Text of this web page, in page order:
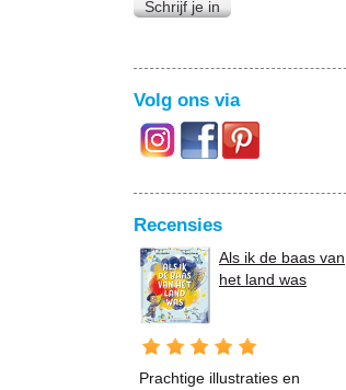
Schrijf je in
Volg ons via
Recensies
Als ik de baas van
het land was
Prachtige illustraties en